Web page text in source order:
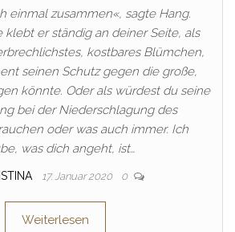
einmal zusammen«, sagte Hang.
klebt er ständig an deiner Seite, als
kostbares Blümchen,
seinen Schutz gegen die große,
könnte. Oder als würdest du seine
bei der Niederschlagung des
oder was auch immer. Ich
was dich angeht, ist…
17. Januar 2020 0
Weiterlesen